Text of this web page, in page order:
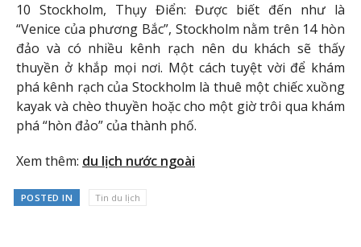
10 Stockholm, Thụy Điển: Được biết đến như là
“Venice của phương Bắc”, Stockholm nằm trên 14 hòn
đảo và có nhiều kênh rạch nên du khách sẽ thấy
thuyền ở khắp mọi nơi. Một cách tuyệt vời để khám
phá kênh rạch của Stockholm là thuê một chiếc xuồng
kayak và chèo thuyền hoặc cho một giờ trôi qua khám
phá “hòn đảo” của thành phố.
Xem thêm: du lịch nước ngoài
POSTED IN Tin du lịch